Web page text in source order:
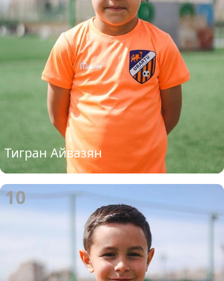
Тигран Айвазян
10